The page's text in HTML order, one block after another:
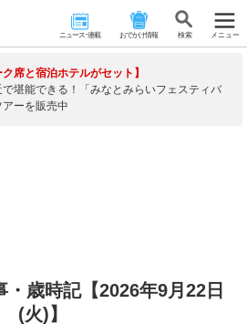
ニュース･連載 おでかけ情報 検 索 メニュー
ク席と宿泊ホテルがセット】
堪能できる！「みなとみらいフェスティバ
ーを販売中
・歳時記【2026年9月22日
(火)】